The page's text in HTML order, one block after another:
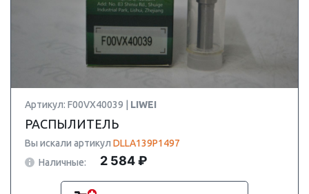
Артикул: F00VX40039 | LIWEI
РАСПЫЛИТЕЛЬ
Вы искали артикул DLLA139P1497
Наличные:
2 584 ₽